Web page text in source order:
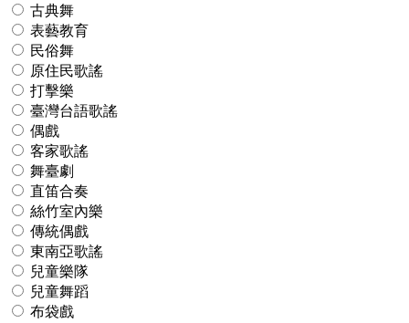
古典舞
表藝教育
民俗舞
原住民歌謠
打擊樂
臺灣台語歌謠
偶戲
客家歌謠
舞臺劇
直笛合奏
絲竹室內樂
傳統偶戲
東南亞歌謠
兒童樂隊
兒童舞蹈
布袋戲